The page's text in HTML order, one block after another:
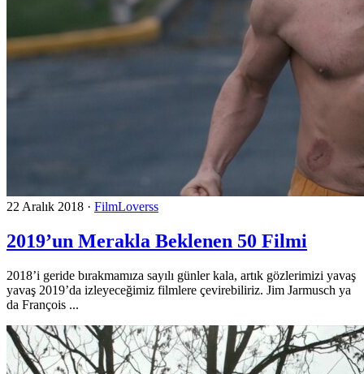
22 Aralık 2018 · FilmLoverss
2019’un Merakla Beklenen 50 Filmi
2018’i geride bırakmamıza sayılı günler kala, artık gözlerimizi yavaş
yavaş 2019’da izleyeceğimiz filmlere çevirebiliriz. Jim Jarmusch ya
da François ...